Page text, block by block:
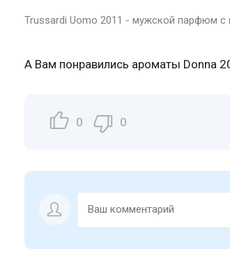
Trussardi Uomo 2011 - мужской парфюм с
А Вам понравились ароматы Donna
0 0